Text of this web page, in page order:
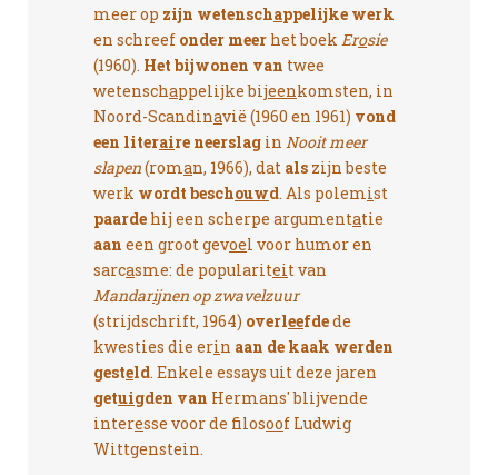
meer op zijn wetenschappelijke werk
en schreef onder meer het boek Erosie
(1960). Het bijwonen van twee
wetenschappelijke bijeenkomsten, in
Noord-Scandinavië (1960 en 1961) vond
een literaire neerslag in Nooit meer
slapen(roman, 1966), dat als zijn beste
werk wordt beschouwd. Als polemist
paarde hij een scherpe argumentatie
aan een groot gevoel voor humor en
sarcasme: de populariteit van
Mandarijnen op zwavelzuur
(strijdschrift, 1964) overleefdede
kwesties die erin aan de kaak werden
gesteld. Enkele essays uit deze jaren
getuigden van Hermans' blijvende
interesse voor de filosoof Ludwig
Wittgenstein.